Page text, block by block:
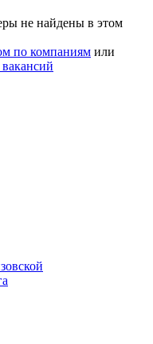
не найдены в этом
по компаниям или